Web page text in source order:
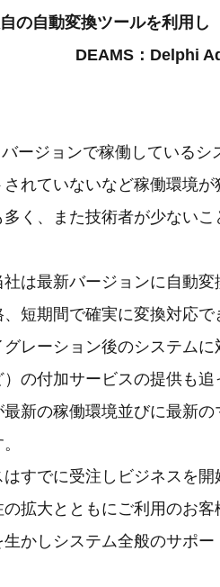
の自動変換ツールを利用し
DEAMS：Delphi
ージョンで稼働している
されていないなど稼働環境
く、また技術者が少ない
社は最新バージョンに自動
短期間で確実に変換対応
グレーション後のシステム
）の付加サービスの提供も
最新の稼働環境並びに最新
すでに受注しビジネスを開
拡大とともにご利用のお
かしシステム全般のサポー